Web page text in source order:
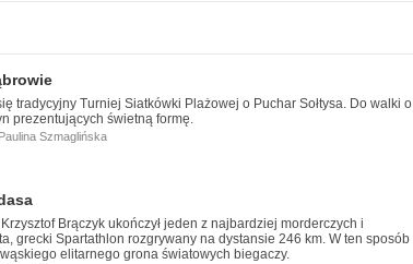
tradycyjny Turniej Siatkówki Plażowej o Puchar Sołtysa. Do walki o
prezentujących świetną formę.
Paulina Szmaglińska
Brączyk ukończył jeden z najbardziej morderczych i
grecki Spartathlon rozgrywany na dystansie 246 km. W ten sposób
elitarnego grona światowych biegaczy.